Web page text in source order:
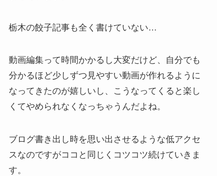
栃木の餃子記事も全く書けていない…
動画編集って時間かかるし大変だけど、自分でも
分かるほど少しずつ見やすい動画が作れるように
なってきたのが嬉しいし、こうなってくると楽し
くてやめられなくなっちゃうんだよね。
ブログ書き出し時を思い出させるような低アクセ
スなのですがココと同じくコツコツ続けていきま
す。